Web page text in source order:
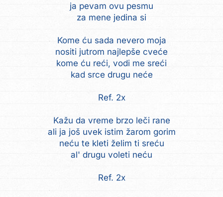
ja pevam ovu pesmu
za mene jedina si
Kome ću sada nevero moja
nositi jutrom najlepše cveće
kome ću reći, vodi me sreći
kad srce drugu neće
Ref. 2x
Kažu da vreme brzo leči rane
ali ja još uvek istim žarom gorim
neću te kleti želim ti sreću
al' drugu voleti neću
Ref. 2x